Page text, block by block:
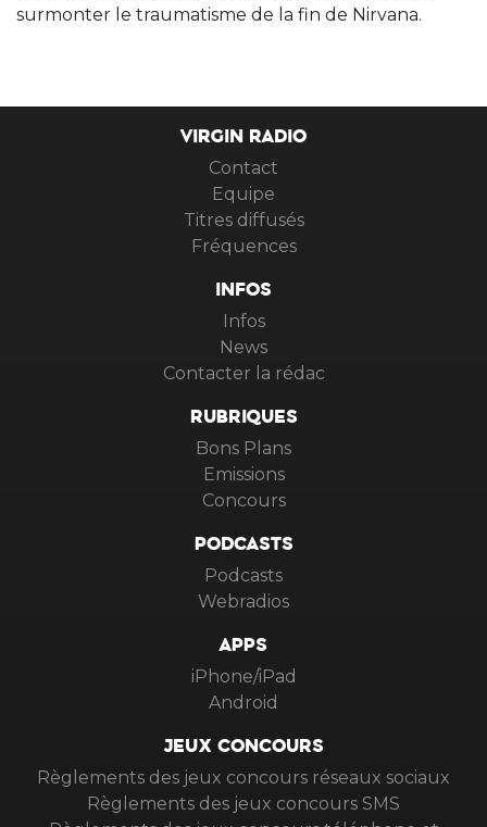
surmonter le traumatisme de la fin de Nirvana.
VIRGIN RADIO
Contact
Equipe
Titres diffusés
Fréquences
INFOS
Infos
News
Contacter la rédac
RUBRIQUES
Bons Plans
Emissions
Concours
PODCASTS
Podcasts
Webradios
APPS
iPhone/iPad
Android
JEUX CONCOURS
Règlements des jeux concours réseaux sociaux
Règlements des jeux concours SMS